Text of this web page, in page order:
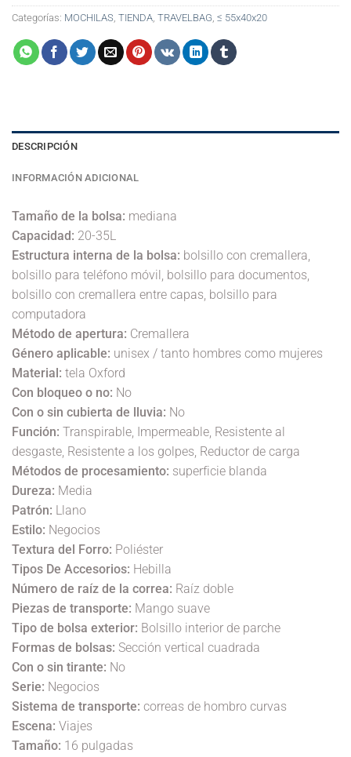
Categorías: MOCHILAS TIENDA TRAVELBAG ≤ 55x40x20
DESCRIPCIÓN
INFORMACIÓN ADICIONAL
Tamaño de la bolsa: mediana
Capacidad: 20-35L
Estructura interna de la bolsa: bolsillo con cremallera,
bolsillo para teléfono móvil, bolsillo para documentos,
bolsillo con cremallera entre capas, bolsillo para
computadora
Método de apertura: Cremallera
Género aplicable: unisex / tanto hombres como mujeres
Material: tela Oxford
Con bloqueo o no: No
Con o sin cubierta de lluvia: No
Función: Transpirable, Impermeable, Resistente al
desgaste, Resistente a los golpes, Reductor de carga
Métodos de procesamiento: superficie blanda
Dureza: Media
Patrón: Llano
Estilo: Negocios
Textura del Forro: Poliéster
Tipos De Accesorios: Hebilla
Número de raíz de la correa: Raíz doble
Piezas de transporte: Mango suave
Tipo de bolsa exterior: Bolsillo interior de parche
Formas de bolsas: Sección vertical cuadrada
Con o sin tirante: No
Serie: Negocios
Sistema de transporte: correas de hombro curvas
Escena: Viajes
Tamaño: 16 pulgadas